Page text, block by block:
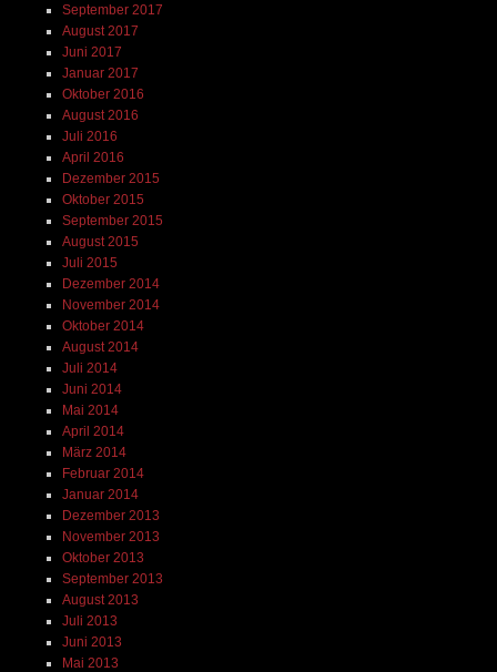
September 2017
August 2017
Juni 2017
Januar 2017
Oktober 2016
August 2016
Juli 2016
April 2016
Dezember 2015
Oktober 2015
September 2015
August 2015
Juli 2015
Dezember 2014
November 2014
Oktober 2014
August 2014
Juli 2014
Juni 2014
Mai 2014
April 2014
März 2014
Februar 2014
Januar 2014
Dezember 2013
November 2013
Oktober 2013
September 2013
August 2013
Juli 2013
Juni 2013
Mai 2013